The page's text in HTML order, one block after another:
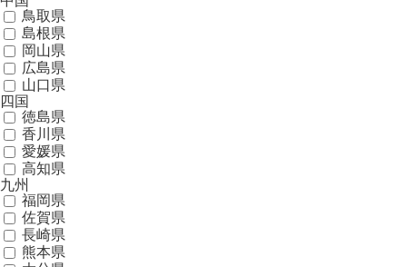
鳥取県
島根県
岡山県
広島県
山口県
四国
徳島県
香川県
愛媛県
高知県
九州
福岡県
佐賀県
長崎県
熊本県